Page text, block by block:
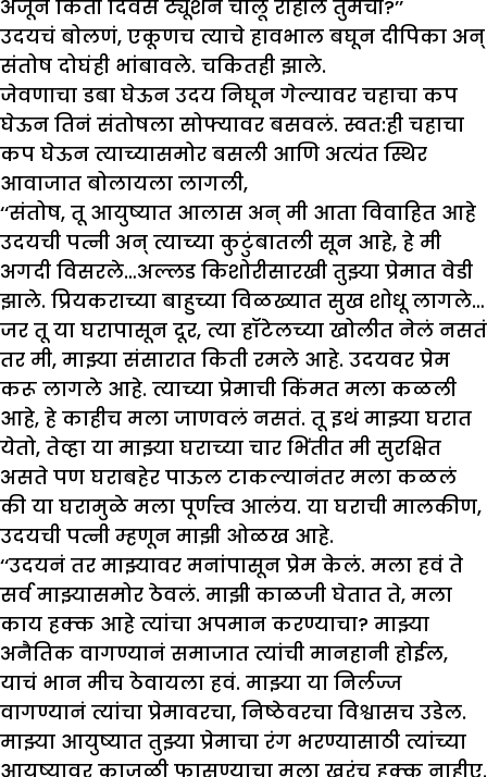
अजून किती दिवस ट्यूशन चालू राहील तुमची?’’
उदयचं बोलणं, एकूणच त्याचे हावभाल बघून दीपिका अन्
संतोष दोघंही भांबावले. चकितही झाले.
जेवणाचा डबा घेऊन उदय निघून गेल्यावर चहाचा कप
घेऊन तिनं संतोषला सोफ्यावर बसवलं. स्वत:ही चहाचा
कप घेऊन त्याच्यासमोर बसली आणि अत्यंत स्थिर
आवाजात बोलायला लागली,
‘‘संतोष, तू आयुष्यात आलास अन् मी आता विवाहित आहे
उदयची पत्नी अन् त्याच्या कुटुंबातली सून आहे, हे मी
अगदी विसरले…अल्लड किशोरीसारखी तुझ्या प्रेमात वेडी
झाले. प्रियकराच्या बाहुच्या विळख्यात सुख शोधू लागले…
जर तू या घरापासून दूर, त्या हॉटेलच्या खोलीत नेलं नसतं
तर मी, माझ्या संसारात किती रमले आहे. उदयवर प्रेम
करू लागले आहे. त्याच्या प्रेमाची किंमत मला कळली
आहे, हे काहीच मला जाणवलं नसतं. तू इथं माझ्या घरात
येतो, तेव्हा या माझ्या घराच्या चार भिंतीत मी सुरक्षित
असते पण घराबहेर पाऊल टाकल्यानंतर मला कळलं
की या घरामुळे मला पूर्णत्त्व आलंय. या घराची मालकीण,
उदयची पत्नी म्हणून माझी ओळख आहे.
‘‘उदयनं तर माझ्यावर मनांपासून प्रेम केलं. मला हवं ते
सर्व माझ्यासमोर ठेवलं. माझी काळजी घेतात ते, मला
काय हक्क आहे त्यांचा अपमान करण्याचा? माझ्या
अनैतिक वागण्यानं समाजात त्यांची मानहानी होईल,
याचं भान मीच ठेवायला हवं. माझ्या या निर्लज्ज
वागण्यानं त्यांचा प्रेमावरचा, निष्ठेवरचा विश्वासच उडेल.
माझ्या आयुष्यात तुझ्या प्रेमाचा रंग भरण्यासाठी त्यांच्या
आयुष्यावर काजळी फासण्याचा मला खरंच हक्क नाहीए.